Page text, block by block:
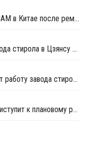
Celanese возобновила производство ВАМ в Китае после ремонта
SP Chemicals возобновила работу завода стирола в Цзянсу после планового ремонта
SP Chemicals 22-23 ноября возобновит работу завода стирола в Цзянсу после планового ремонта
SP Chemicals в середине сентября приступит к плановому ремонту на заводе стирола в Цзянсу